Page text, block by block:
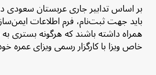
باید جهت ثبت‌نام، فرم اطلاعات
همراه داشته باشند که هرگونه بستری
خاص ویزا با کارگزار رسمی ویزای عمره